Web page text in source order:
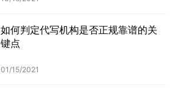
如何判定代写机构是否正规靠谱的关
键点
01/15/2021